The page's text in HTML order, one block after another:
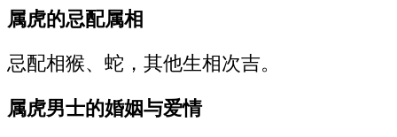
属虎的忌配属相
忌配相猴、蛇，其他生相次吉。
属虎男士的婚姻与爱情